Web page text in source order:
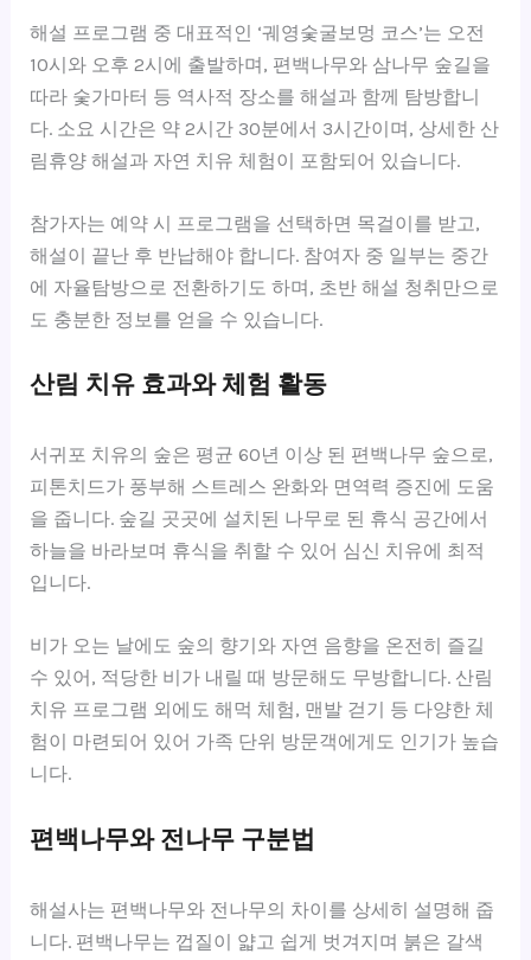
해설 프로그램 중 대표적인 ‘궤영숯굴보멍 코스’는 오전
10시와 오후 2시에 출발하며, 편백나무와 삼나무 숲길을
따라 숯가마터 등 역사적 장소를 해설과 함께 탐방합니
다. 소요 시간은 약 2시간 30분에서 3시간이며, 상세한 산
림휴양 해설과 자연 치유 체험이 포함되어 있습니다.
참가자는 예약 시 프로그램을 선택하면 목걸이를 받고,
해설이 끝난 후 반납해야 합니다. 참여자 중 일부는 중간
에 자율탐방으로 전환하기도 하며, 초반 해설 청취만으로
도 충분한 정보를 얻을 수 있습니다.
산림 치유 효과와 체험 활동
서귀포 치유의 숲은 평균 60년 이상 된 편백나무 숲으로,
피톤치드가 풍부해 스트레스 완화와 면역력 증진에 도움
을 줍니다. 숲길 곳곳에 설치된 나무로 된 휴식 공간에서
하늘을 바라보며 휴식을 취할 수 있어 심신 치유에 최적
입니다.
비가 오는 날에도 숲의 향기와 자연 음향을 온전히 즐길
수 있어, 적당한 비가 내릴 때 방문해도 무방합니다. 산림
치유 프로그램 외에도 해먹 체험, 맨발 걷기 등 다양한 체
험이 마련되어 있어 가족 단위 방문객에게도 인기가 높습
니다.
편백나무와 전나무 구분법
해설사는 편백나무와 전나무의 차이를 상세히 설명해 줍
니다. 편백나무는 껍질이 얇고 쉽게 벗겨지며 붉은 갈색